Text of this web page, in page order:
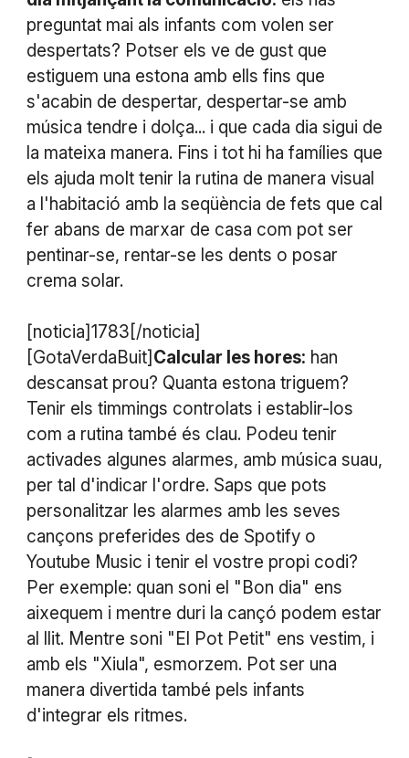
preguntat mai als infants com volen ser
despertats? Potser els ve de gust que
estiguem una estona amb ells fins que
s'acabin de despertar, despertar-se amb
música tendre i dolça... i que cada dia sigui de
la mateixa manera. Fins i tot hi ha famílies que
els ajuda molt tenir la rutina de manera visual
a l'habitació amb la seqüència de fets que cal
fer abans de marxar de casa com pot ser
pentinar-se, rentar-se les dents o posar
crema solar.
[noticia]1783[/noticia]
[GotaVerdaBuit] Calcular les hores: han
descansat prou? Quanta estona triguem?
Tenir els timmings controlats i establir-los
com a rutina també és clau. Podeu tenir
activades algunes alarmes, amb música suau,
per tal d'indicar l'ordre. Saps que pots
personalitzar les alarmes amb les seves
cançons preferides des de Spotify o
Youtube Music i tenir el vostre propi codi?
Per exemple: quan soni el "Bon dia" ens
aixequem i mentre duri la cançó podem estar
al llit. Mentre soni "El Pot Petit" ens vestim, i
amb els "Xiula", esmorzem. Pot ser una
manera divertida també pels infants
d'integrar els ritmes.